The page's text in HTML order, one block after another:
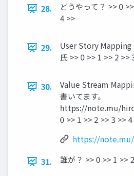
28.
どうやって？ >> 0
4 >>
29.
User Story
氏 >> 0 >> 1 >> 2 >>
30.
Value Stream
書いてます。
https://note.mu/
0 >> 1 >> 2 >> 3 >>
https://
31.
誰が？ >> 0 >> 1 >>